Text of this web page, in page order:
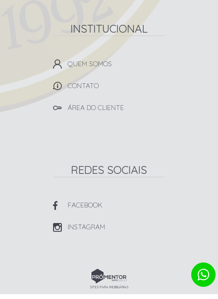
INSTITUCIONAL
QUEM SOMOS
CONTATO
ÁREA DO CLIENTE
REDES SOCIAIS
FACEBOOK
INSTAGRAM
SITES PARA IMOBILIÁRIAS